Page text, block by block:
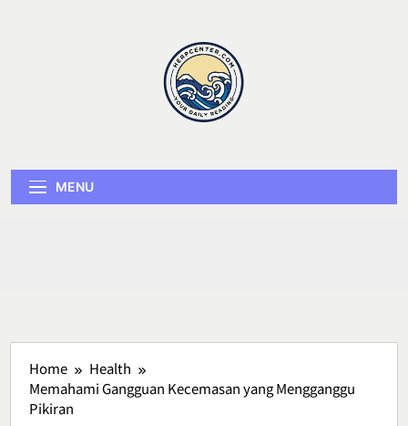
MENU
Home
Health
Memahami Gangguan Kecemasan yang Mengganggu
Pikiran